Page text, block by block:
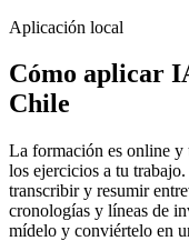
Aplicación local
Cómo aplicar
Chile
La formación es online y
los ejercicios a tu trabajo.
transcribir y resumir
cronologías y líneas de
mídelo y conviértelo en